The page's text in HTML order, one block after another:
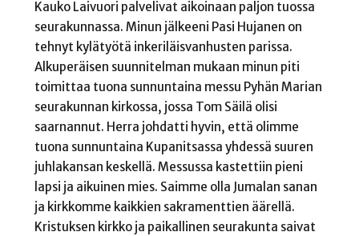
Kauko Laivuori palvelivat aikoinaan paljon tuossa
seurakunnassa. Minun jälkeeni Pasi Hujanen on
tehnyt kylätyötä inkeriläisvanhusten parissa.
Alkuperäisen suunnitelman mukaan minun piti
toimittaa tuona sunnuntaina messu Pyhän Marian
seurakunnan kirkossa, jossa Tom Säilä olisi
saarnannut. Herra johdatti hyvin, että olimme
tuona sunnuntaina Kupanitsassa yhdessä suuren
juhlakansan keskellä. Messussa kastettiin pieni
lapsi ja aikuinen mies. Saimme olla Jumalan sanan
ja kirkkomme kaikkien sakramenttien äärellä.
Kristuksen kirkko ja paikallinen seurakunta saivat